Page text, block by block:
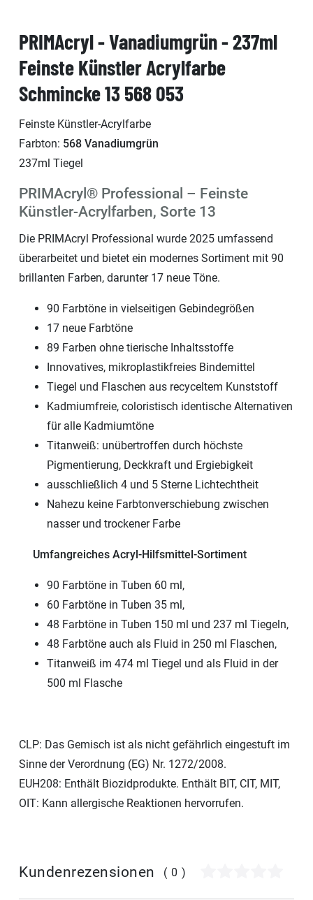
PRIMAcryl - Vanadiumgrün - 237ml
Feinste Künstler Acrylfarbe
Schmincke 13 568 053
Feinste Künstler-Acrylfarbe
Farbton: 568 Vanadiumgrün
237ml Tiegel
PRIMAcryl® Professional – Feinste
Künstler-Acrylfarben, Sorte 13
Die PRIMAcryl Professional wurde 2025 umfassend
überarbeitet und bietet ein modernes Sortiment mit 90
brillanten Farben, darunter 17 neue Töne.
90 Farbtöne in vielseitigen Gebindegrößen
17 neue Farbtöne
89 Farben ohne tierische Inhaltsstoffe
Innovatives, mikroplastikfreies Bindemittel
Tiegel und Flaschen aus recyceltem Kunststoff
Kadmiumfreie, coloristisch identische Alternativen
für alle Kadmiumtöne
Titanweiß: unübertroffen durch höchste
Pigmentierung, Deckkraft und Ergiebigkeit
ausschließlich 4 und 5 Sterne Lichtechtheit
Nahezu keine Farbtonverschiebung zwischen
nasser und trockener Farbe
Umfangreiches Acryl-Hilfsmittel-Sortiment
90 Farbtöne in Tuben 60 ml,
60 Farbtöne in Tuben 35 ml,
48 Farbtöne in Tuben 150 ml und 237 ml Tiegeln,
48 Farbtöne auch als Fluid in 250 ml Flaschen,
Titanweiß im 474 ml Tiegel und als Fluid in der
500 ml Flasche
CLP: Das Gemisch ist als nicht gefährlich eingestuft im
Sinne der Verordnung (EG) Nr. 1272/2008.
EUH208: Enthält Biozidprodukte. Enthält BIT, CIT, MIT,
OIT: Kann allergische Reaktionen hervorrufen.
Kundenrezensionen (0)